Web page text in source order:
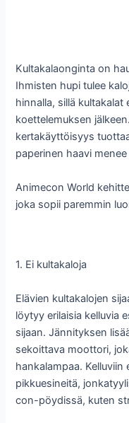
Kultakalaonginta on
Ihmisten hupi tulee
hinnalla, sillä kultakalat
koettelemuksen
kertakäyttöisyys
paperinen haavi
Animecon World
joka sopii paremmin
1. Ei kultakaloja
Elävien kultakalojen
löytyy erilaisia kelluvia
sijaan. Jännityksen
sekoittava moottori,
hankalampaa.
pikkuesineitä,
con-pöydissä, kuten